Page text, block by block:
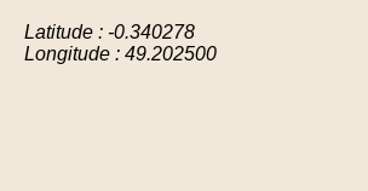
Latitude : -0.340278
Longitude : 49.202500